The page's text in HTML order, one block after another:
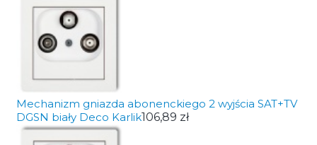
Mechanizm gniazda abonenckiego 2 wyjścia SAT+TV
DGSN biały Deco Karlik106,89 zł